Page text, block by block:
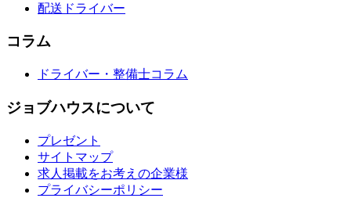
配送ドライバー
コラム
ドライバー・整備士コラム
ジョブハウスについて
プレゼント
サイトマップ
求人掲載をお考えの企業様
プライバシーポリシー